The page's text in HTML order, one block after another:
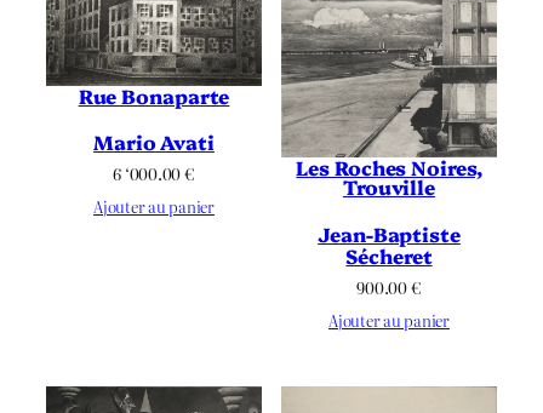
Rue Bonaparte
Mario Avati
6 ‘000.00€
Ajouter au panier
Les Roches Noires,
Trouville
Jean-Baptiste
Sécheret
900.00€
Ajouter au panier